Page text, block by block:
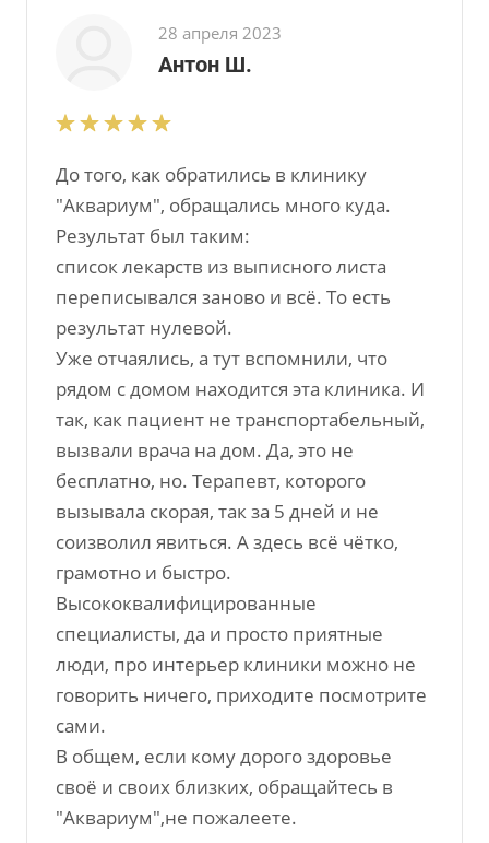
28 апреля 2023
Антон Ш.
До того, как обратились в клинику
"Аквариум", обращались много куда.
Результат был таким:
список лекарств из выписного листа
переписывался заново и всё. То есть
результат нулевой.
Уже отчаялись, а тут вспомнили, что
рядом с домом находится эта клиника. И
так, как пациент не транспортабельный,
вызвали врача на дом. Да, это не
бесплатно, но. Терапевт, которого
вызывала скорая, так за 5 дней и не
соизволил явиться. А здесь всё чётко,
грамотно и быстро.
Высококвалифицированные
специалисты, да и просто приятные
люди, про интерьер клиники можно не
говорить ничего, приходите посмотрите
сами.
В общем, если кому дорого здоровье
своё и своих близких, обращайтесь в
"Аквариум",не пожалеете.